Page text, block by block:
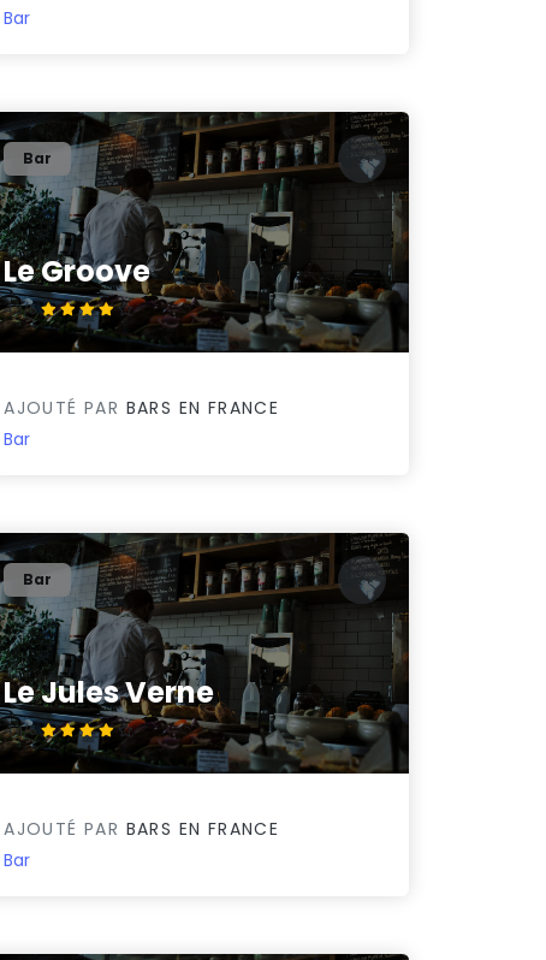
Bar
Le Groove
4.3/5
Bar
AJOUTÉ PAR BARS EN FRANCE
Bar
Le Jules Verne
4.4/5
Bar
AJOUTÉ PAR BARS EN FRANCE
Bar